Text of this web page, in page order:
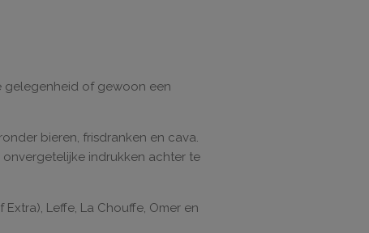
gelegenheid of gewoon een
bieren, frisdranken en cava.
indrukken achter te
Leffe, La Chouffe, Omer en